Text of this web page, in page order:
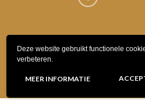
Deze website gebruikt functionele
verbeteren.
MEER INFORMATIE Bottle Post